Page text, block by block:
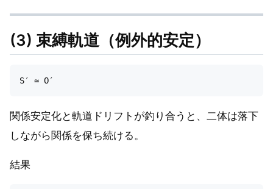
(3) 束縛軌道（例外的安定）
関係安定化と軌道ドリフトが釣り合うと、二体は落下
しながら関係を保ち続ける。
結果